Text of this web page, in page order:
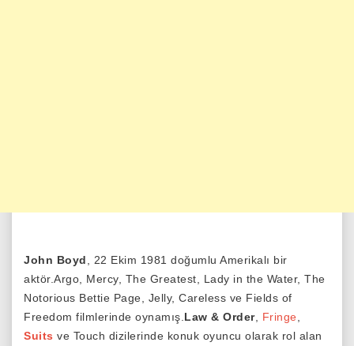
John Boyd , 22 Ekim 1981 doğumlu Amerikalı bir
aktör.Argo, Mercy, The Greatest, Lady in the Water, The
Notorious Bettie Page, Jelly, Careless ve Fields of
Freedom filmlerinde oynamış. Law & Order, Fringe
Suits ve Touch dizilerinde konuk oyuncu olarak rol alan